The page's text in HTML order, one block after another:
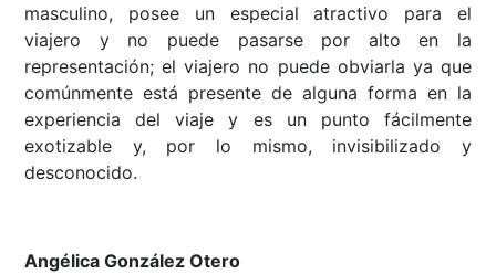
masculino, posee un especial atractivo para el
viajero y no puede pasarse por alto en la
representación; el viajero no puede obviarla ya que
comúnmente está presente de alguna forma en la
experiencia del viaje y es un punto fácilmente
exotizable y, por lo mismo, invisibilizado y
desconocido.
Angélica González Otero